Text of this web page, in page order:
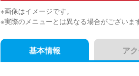
※画像はイメージです。
※実際のメニューとは異なる場合がございま
基本情報 ア